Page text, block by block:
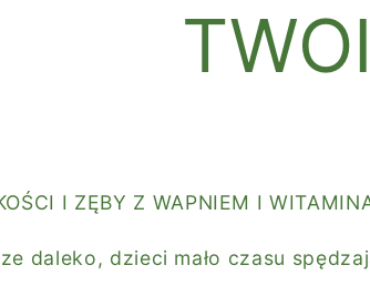
I ZĘBY Z WAPNIEM I
daleko, dzieci mało czasu